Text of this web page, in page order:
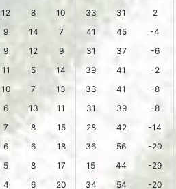
12 8 10 33 31
2
9 14 7 41 45
-4
9 12 9 31 37
-6
11 5 14 39 41
-2
10 7 13 33 41
-8
6 13 11 31 39
-8
7 8 15 28 42
-14
6 6 18 36 56
-20
5 8 17 15 44
-29
4 6 20 34 54 -20